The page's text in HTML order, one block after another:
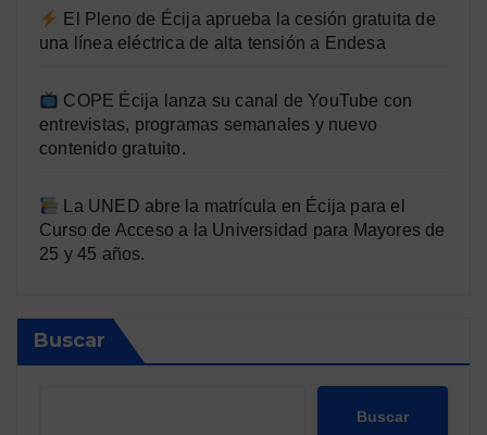
El Pleno de Écija aprueba la cesión gratuita de
una línea eléctrica de alta tensión a Endesa
COPE Écija lanza su canal de YouTube con
entrevistas, programas semanales y nuevo
contenido gratuito.
La UNED abre la matrícula en Écija para el
Curso de Acceso a la Universidad para Mayores de
25 y 45 años.
Buscar
Buscar